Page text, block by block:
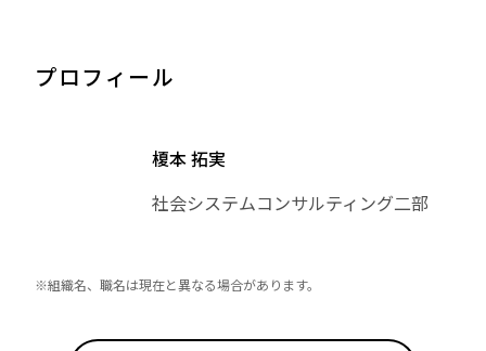
プロフィール
榎本 拓実
社会システムコンサルティング二部
※組織名、職名は現在と異なる場合があります。